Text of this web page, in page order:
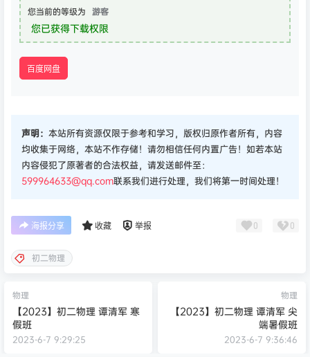
您当前的等级为 游客
您已获得下载权限
百度网盘
声明： 本站所有资源仅限于参考和学习，版权归原作者所有，内容
均收集于网络，本站不作存储！请勿相信任何内置广告！如若本站
内容侵犯了原著者的合法权益，请发送邮件至：
599964633@qq.com联系我们进行处理，我们将第一时间处理！
海报分享 收藏 举报 0 0
初二物理
物理
【2023】初二物理 谭清军 寒
假班
2023-6-7 9:29:25
物理
【2023】初二物理 谭清军 尖
端暑假班
2023-6-7 9:36:46